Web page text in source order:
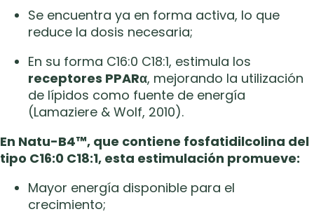
Se encuentra ya en forma activa, lo que
reduce la dosis necesaria;
En su forma C16:0 C18:1, estimula los
receptores PPARα, mejorando la utilización
de lípidos como fuente de energía
(Lamaziere & Wolf, 2010).
En Natu-B4™, que contiene fosfatidilcolina del
tipo C16:0 C18:1, esta estimulación promueve:
Mayor energía disponible para el
crecimiento;